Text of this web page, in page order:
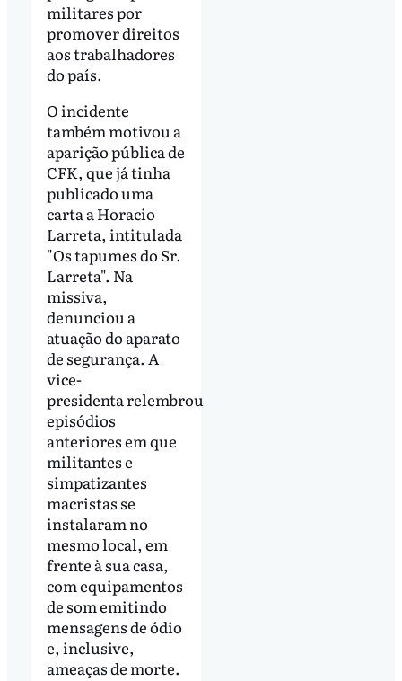
militares por
promover direitos
aos trabalhadores
do país.
O incidente
também motivou a
aparição pública de
CFK, que já tinha
publicado uma
carta a Horacio
Larreta, intitulada
"Os tapumes do Sr.
Larreta". Na
missiva,
denunciou a
atuação do aparato
de segurança. A
vice-
presidenta relembrou
episódios
anteriores em que
militantes e
simpatizantes
macristas se
instalaram no
mesmo local, em
frente à sua casa,
com equipamentos
de som emitindo
mensagens de ódio
e, inclusive,
ameaças de morte.